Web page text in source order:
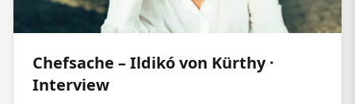
Chefsache – Ildikó von Kürthy ·
Interview